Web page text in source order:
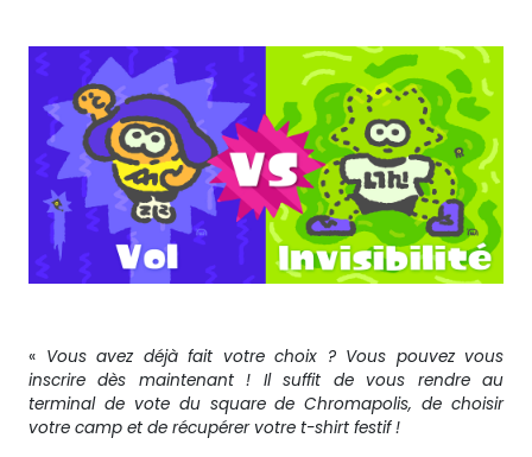
« Vous avez déjà fait votre choix ? Vous pouvez vous
inscrire dès maintenant ! Il suffit de vous rendre au
terminal de vote du square de Chromapolis, de choisir
votre camp et de récupérer votre t-shirt festif !